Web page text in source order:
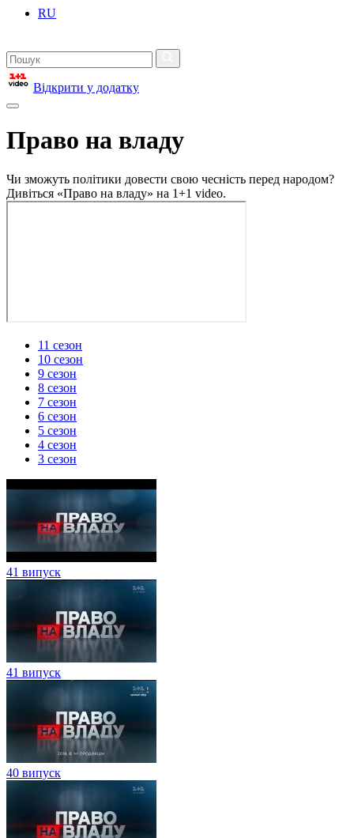
RU
Відкрити у додатку
Право на владу
Чи зможуть політики довести свою чесність перед народом?
Дивіться «Право на владу» на 1+1 video.
11 сезон
10 сезон
9 сезон
8 сезон
7 сезон
6 сезон
5 сезон
4 сезон
3 сезон
41 випуск
41 випуск
40 випуск